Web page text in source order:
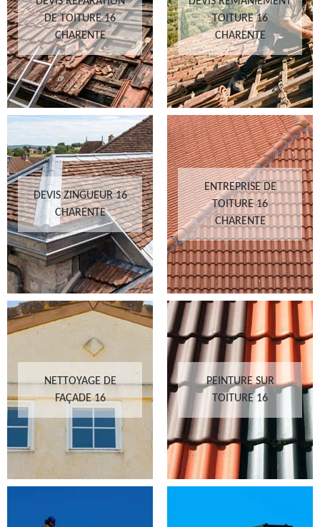
DE TOITURE 16
CHARENTE
TOITURE 16
CHARENTE
DEVIS ZINGUEUR 16
CHARENTE
ENTREPRISE DE
TOITURE 16
CHARENTE
NETTOYAGE DE
FAÇADE 16
PEINTURE SUR
TOITURE 16